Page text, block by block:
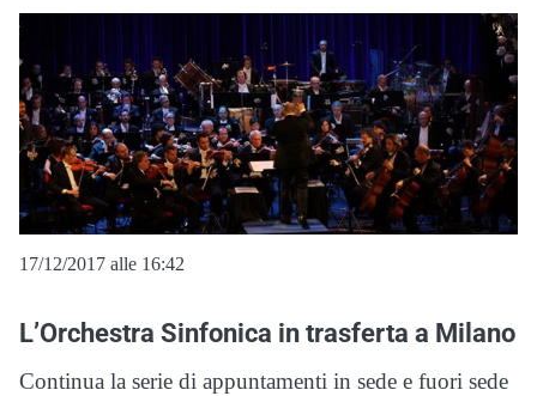
17/12/2017 alle 16:42
L’Orchestra Sinfonica in trasferta a Milano
Continua la serie di appuntamenti in sede e fuori sede